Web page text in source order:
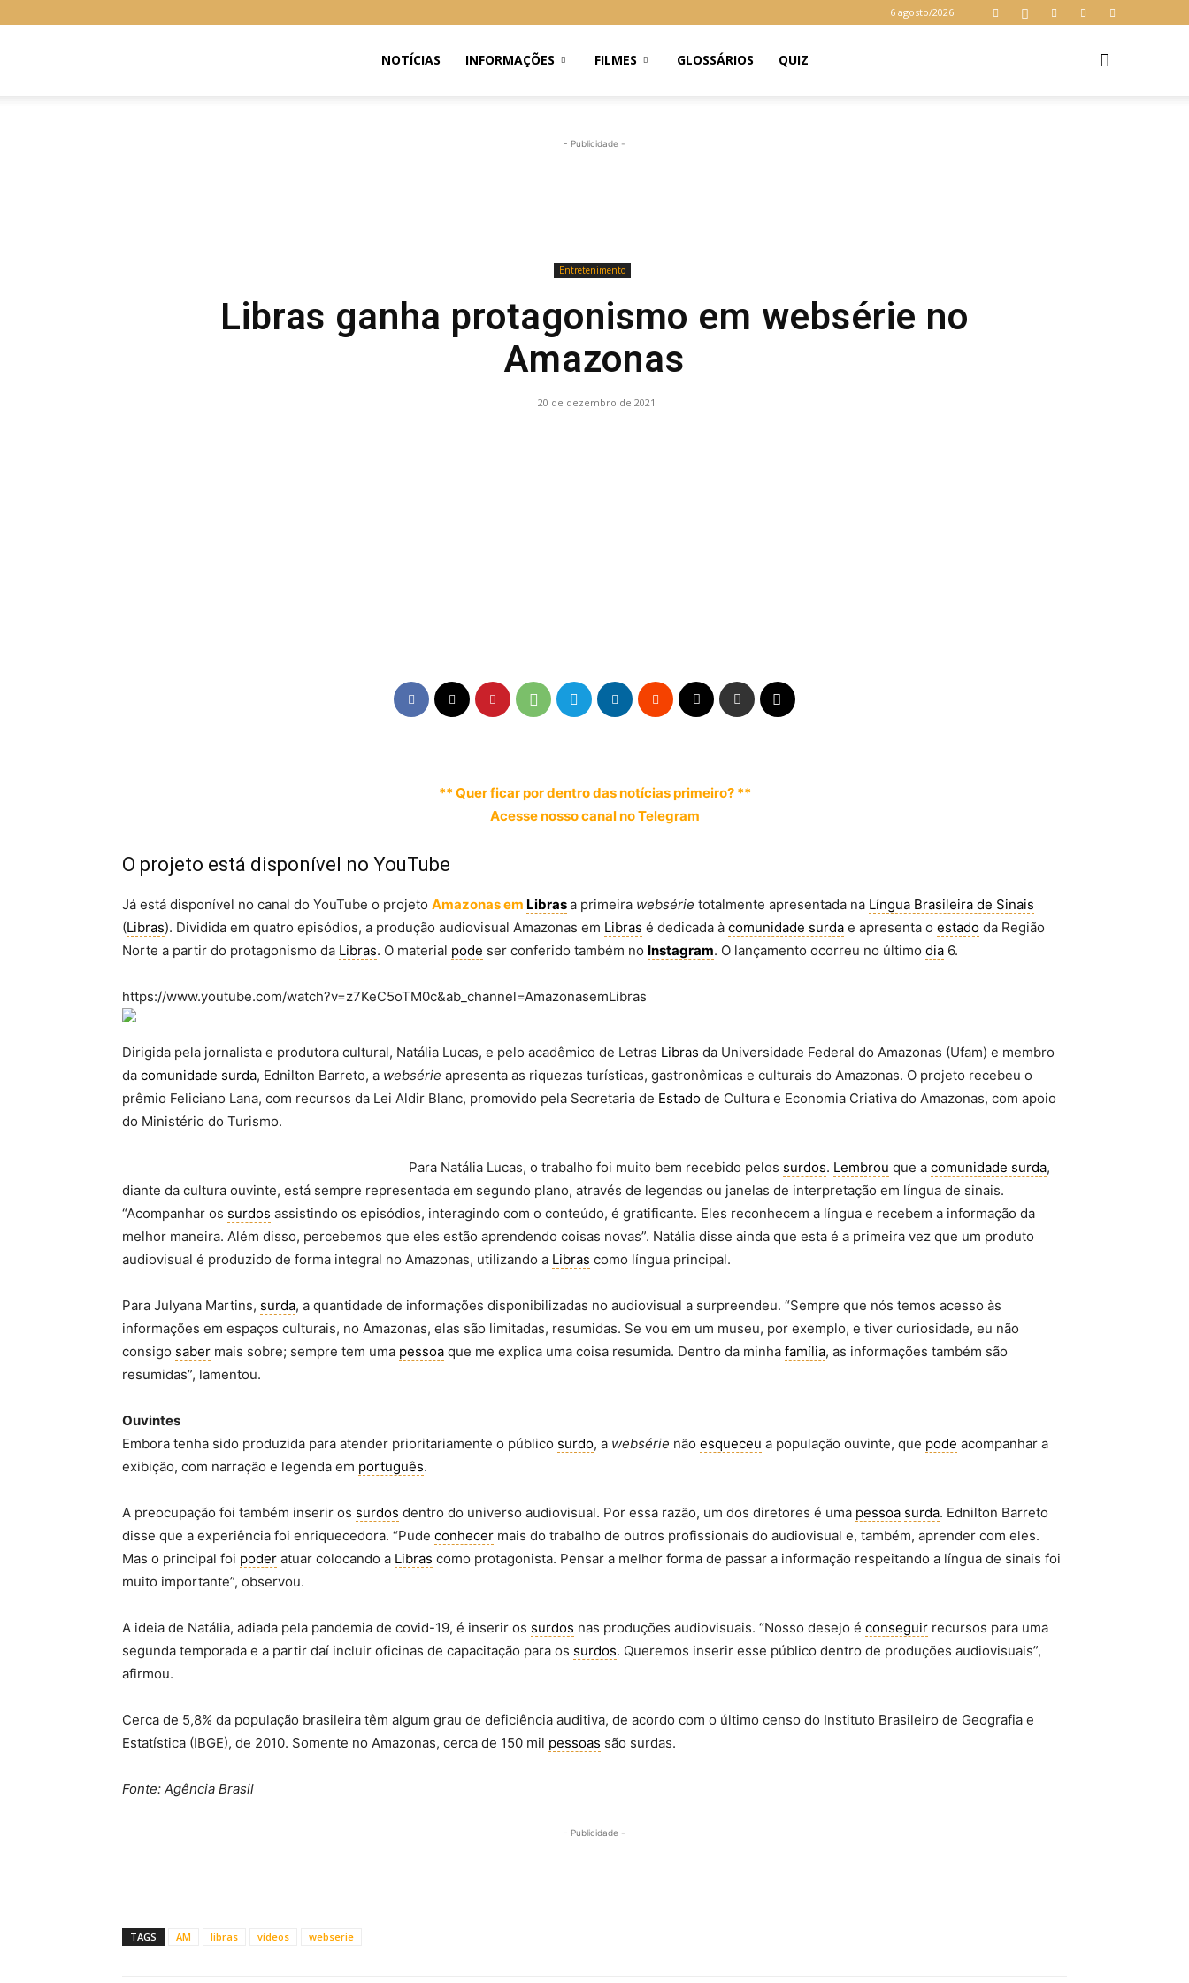
6 agosto/2026
NOTÍCIAS INFORMAÇÕES FILMES GLOSSÁRIOS QUIZ
- Publicidade -
Entretenimento
Libras ganha protagonismo em websérie no
Amazonas
20 de dezembro de 2021
** Quer ficar por dentro das notícias primeiro? **
Acesse nosso canal no Telegram
O projeto está disponível no YouTube
Já está disponível no canal do YouTube o projeto Amazonas em Librasa primeira websérie totalmente apresentada na Língua Brasileira de Sinais
(Libras). Dividida em quatro episódios, a produção audiovisual Amazonas em Libras é dedicada à comunidade surda e apresenta o estado da Região
Norte a partir do protagonismo da Libras. O material pode ser conferido também no Instagram. O lançamento ocorreu no último dia 6.
https://www.youtube.com/watch?v=z7KeC5oTM0c&ab_channel=AmazonasemLibras
Dirigida pela jornalista e produtora cultural, Natália Lucas, e pelo acadêmico de Letras Libras da Universidade Federal do Amazonas (Ufam) e membro
da comunidade surda, Ednilton Barreto, a websérie apresenta as riquezas turísticas, gastronômicas e culturais do Amazonas. O projeto recebeu o
prêmio Feliciano Lana, com recursos da Lei Aldir Blanc, promovido pela Secretaria de Estado de Cultura e Economia Criativa do Amazonas, com apoio
do Ministério do Turismo.
Para Natália Lucas, o trabalho foi muito bem recebido pelos surdos. Lembrou que a comunidade surda,
diante da cultura ouvinte, está sempre representada em segundo plano, através de legendas ou janelas de interpretação em língua de sinais.
“Acompanhar os surdos assistindo os episódios, interagindo com o conteúdo, é gratificante. Eles reconhecem a língua e recebem a informação da
melhor maneira. Além disso, percebemos que eles estão aprendendo coisas novas”. Natália disse ainda que esta é a primeira vez que um produto
audiovisual é produzido de forma integral no Amazonas, utilizando a Libras como língua principal.
Para Julyana Martins, surda, a quantidade de informações disponibilizadas no audiovisual a surpreendeu. “Sempre que nós temos acesso às
informações em espaços culturais, no Amazonas, elas são limitadas, resumidas. Se vou em um museu, por exemplo, e tiver curiosidade, eu não
consigo saber mais sobre; sempre tem uma pessoa que me explica uma coisa resumida. Dentro da minha família, as informações também são
resumidas”, lamentou.
Ouvintes
Embora tenha sido produzida para atender prioritariamente o público surdo, a websérie não esqueceu a população ouvinte, que pode acompanhar a
exibição, com narração e legenda em português.
A preocupação foi também inserir os surdos dentro do universo audiovisual. Por essa razão, um dos diretores é uma pessoa surda. Ednilton Barreto
disse que a experiência foi enriquecedora. “Pude conhecer mais do trabalho de outros profissionais do audiovisual e, também, aprender com eles.
Mas o principal foi poder atuar colocando a Libras como protagonista. Pensar a melhor forma de passar a informação respeitando a língua de sinais foi
muito importante”, observou.
A ideia de Natália, adiada pela pandemia de covid-19, é inserir os surdos nas produções audiovisuais. “Nosso desejo é conseguir recursos para uma
segunda temporada e a partir daí incluir oficinas de capacitação para os surdos. Queremos inserir esse público dentro de produções audiovisuais”,
afirmou.
Cerca de 5,8% da população brasileira têm algum grau de deficiência auditiva, de acordo com o último censo do Instituto Brasileiro de Geografia e
Estatística (IBGE), de 2010. Somente no Amazonas, cerca de 150 mil pessoas são surdas.
Fonte: Agência Brasil
- Publicidade -
TAGS AM libras vídeos webserie